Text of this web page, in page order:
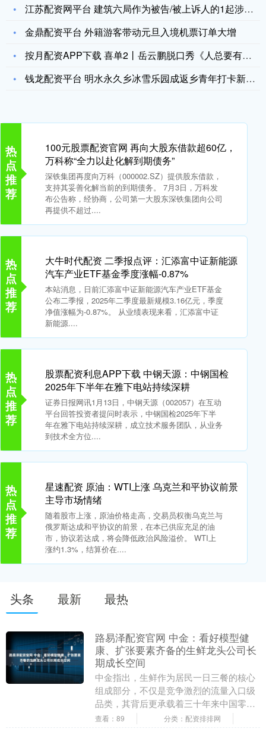
江苏配资网平台 建筑六局作为被告/被上诉人的1起涉及劳务合同
金鼎配资平台 外籍游客带动元旦入境机票订单大增
按月配资APP下载 喜单2丨岳云鹏脱口秀《人总要有梦想》完整
钱龙配资平台 明水永久乡冰雪乐园成返乡青年打卡新地标
热
点
推
荐
100元股票配资官网 再向大股东借款超60亿，
万科称“全力以赴化解到期债务”
深铁集团再度向万科（000002.SZ）提供股东借款，
支持其妥善化解当前的到期债务。 7月3日，万科发
布公告称，经协商，公司第一大股东深铁集团向公司
再提供不超过....
热
点
推
荐
大牛时代配资 二季报点评：汇添富中证新能源
汽车产业ETF基金季度涨幅-0.87%
本站消息，日前汇添富中证新能源汽车产业ETF基金
公布二季报，2025年二季度最新规模3.16亿元，季度
净值涨幅为-0.87%。 从业绩表现来看，汇添富中证
新能源....
热
点
推
荐
股票配资利息APP下载 中钢天源：中钢国检
2025年下半年在雅下电站持续深耕
证券日报网讯1月13日，中钢天源（002057）在互动
平台回答投资者提问时表示，中钢国检2025年下半
年在雅下电站持续深耕，成立技术服务团队，从业务
到技术全方位....
热
点
推
荐
星速配资 原油：WTI上涨 乌克兰和平协议前景
主导市场情绪
随着股市上涨，原油价格走高，交易员权衡乌克兰与
俄罗斯达成和平协议的前景，在本已供应充足的油
市，协议若达成，将会降低政治风险溢价。 WTI上
涨约1.3%，结算价在....
头条 最新 最热
路易泽配资官网 中金：看好模型健
康、扩张要素齐备的生鲜龙头公司长
期成长空间
中金指出，生鲜作为居民一日三餐的核心
组成部分，不仅是竞争激烈的流量入口级
品类，其背后更承载着三十年来中国零售
行业商业模式创新迭代的缩影。纵观行业
查看：89 分类：配资排排网